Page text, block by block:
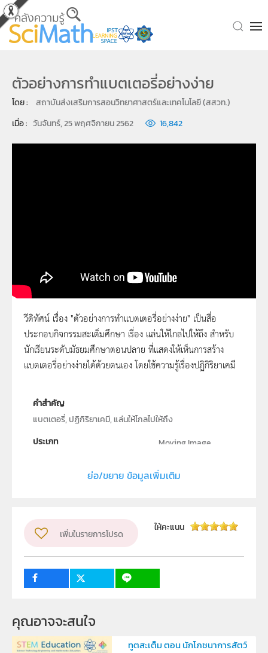
Skip to main content
ตัวอย่างการทำแบตเตอรี่อย่างง่าย
โดย :
สถาบันส่งเสริมการสอนวิทยาศาสตร์และเทคโนโลยี (สสวท.)
เมื่อ : วันจันทร์, 25 พฤศจิกายน 2562 16,842
ตัวอย่างการทำแบตเตอรี่อย่างง่าย
วีดิทัศน์ เรื่อง "ตัวอย่างการทำแบตเตอรี่อย่างง่าย" เป็นสื่อ
ประกอบกิจกรรมสะเต็มศึกษา เรื่อง แล่นให้ไกลไปให้ถึง สำหรับ
นักเรียนระดับมัธยมศึกษาตอนปลาย ที่แสดงให้เห็นการสร้าง
แบตเตอรี่อย่างง่ายได้ด้วยตนเอง โดยใช้ความรู้เรื่องปฏิกิริยาเคมี
คำสำคัญ
แบตเตอรี่, ปฏิกิริยาเคมี, แล่นให้ไกลไปให้ถึง
ประเภท
Moving Image
สถาบันส่งเสริมการสอนวิทยาศาสตร์และเทคโนโลยี (สสวท.)
สถาบันส่งเสริมการสอนวิทยาศาสตร์และเทคโนโลยี (สสวท.)
วิชา
ปฐมวัย, ป.1, ป.2, ป.3, ป.4, ป.5, ป.6, ม.1, ม.2, ม.3, ม.4, ม.5,
กลุ่มเป้าหมาย
ครู, นักเรียน, บุคคลทั่วไป
ย่อ/ขยาย ข้อมูลเพิ่มเติม
เพิ่มในรายการโปรด
ให้คะแนน
คุณอาจจะสนใจ
ทูตสะเต็ม ตอน นักโภชนาการสัตว์